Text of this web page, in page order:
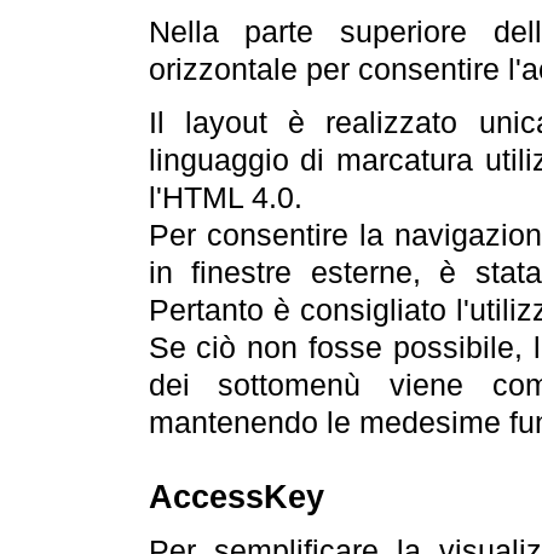
Nella parte superiore
orizzontale per consentire
Il layout è realizzato
linguaggio di marcatura
l'HTML 4.0.
Per consentire la
in finestre esterne, è
Pertanto è consigliato
Se ciò non fosse possibile,
dei sottomenù viene
mantenendo le medesime
AccessKey